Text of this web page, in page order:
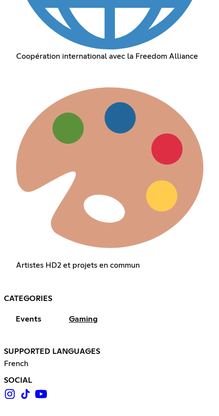
Coopération international avec la Freedom Alliance
Artistes HD2 et projets en commun
CATEGORIES
Events Gaming
SUPPORTED LANGUAGES
French
SOCIAL